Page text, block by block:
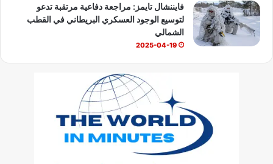
فايننشال تايمز: مراجعة دفاعية مرتقبة تدعو
لتوسيع الوجود العسكري البريطاني في القطب
الشمالي
2025-04-19